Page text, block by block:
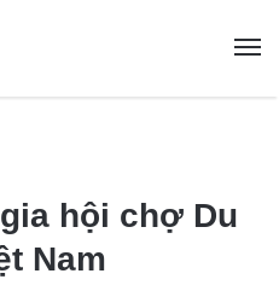
hội chợ Du
Nam